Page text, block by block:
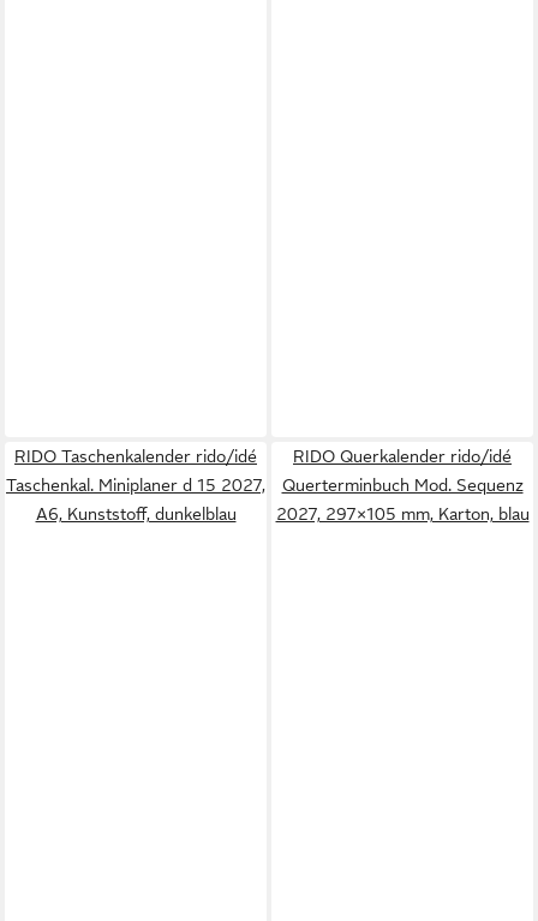
RIDO Taschenkalender rido/idé
Taschenkal. Miniplaner d 15 2027,
A6, Kunststoff, dunkelblau
RIDO Querkalender rido/idé
Querterminbuch Mod. Sequenz
2027, 297×105 mm, Karton, blau